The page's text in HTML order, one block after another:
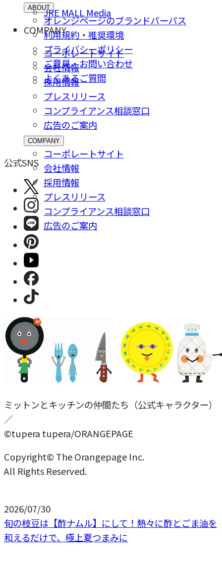
JRE MALL Media
ABOUT
オレンジページのブランドパーパス
利用規約・推奨環境
プライバシーポリシー
ご意⾒・お問い合わせ
よくあるご質問
COMPANY
コーポレートサイト
会社情報
採⽤情報
プレスリリース
コンプライアンス相談窓⼝
広告のご案内
COMPANY
コーポレートサイト
会社情報
採⽤情報
プレスリリース
コンプライアンス相談窓⼝
広告のご案内
公式SNS
ミットンとキッチンの仲間たち（公式キャラクター）
／
©tupera tupera/ORANGEPAGE
Copyright© The Orangepage Inc.
All Rights Reserved.
2026/07/30
旬の枝豆は【酢ナムル】にして！熱々に酢とごま油を
和えるだけで、極上夏つまみに